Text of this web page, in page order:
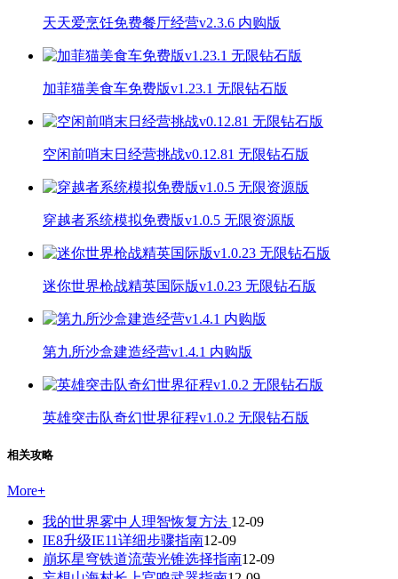
天天爱烹饪免费餐厅经营v2.3.6 内购版
加菲猫美食车免费版v1.23.1 无限钻石版
空闲前哨末日经营挑战v0.12.81 无限钻石版
穿越者系统模拟免费版v1.0.5 无限资源版
迷你世界枪战精英国际版v1.0.23 无限钻石版
第九所沙盒建造经营v1.4.1 内购版
英雄突击队奇幻世界征程v1.0.2 无限钻石版
相关攻略
More+
我的世界雾中人理智恢复方法 12-09
IE8升级IE11详细步骤指南12-09
崩坏星穹铁道流萤光锥选择指南12-09